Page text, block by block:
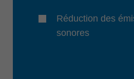
Réduction des
sonores